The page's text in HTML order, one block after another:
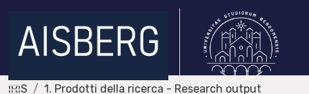
IRIS
1. Prodotti della ricerca - Research output